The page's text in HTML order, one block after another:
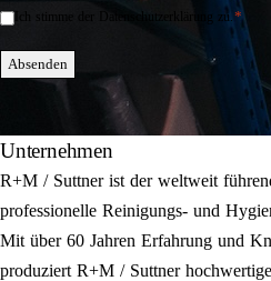
Einwilligung
Ich stimme der Datenschutzerklärung zu.*
Absenden
Unternehmen
R+M / Suttner ist der weltweit
professionelle Reinigungs- und
Mit über 60 Jahren Erfahrung und
produziert R+M / Suttner